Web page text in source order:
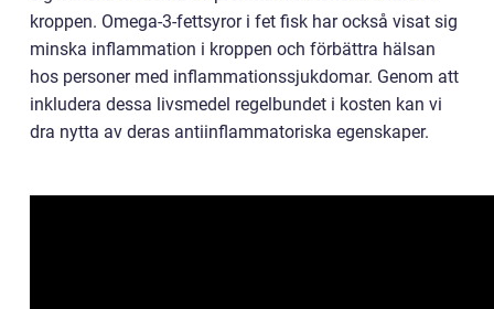
kroppen. Omega-3-fettsyror i fet fisk har också visat sig
minska inflammation i kroppen och förbättra hälsan
hos personer med inflammationssjukdomar. Genom att
inkludera dessa livsmedel regelbundet i kosten kan vi
dra nytta av deras antiinflammatoriska egenskaper.